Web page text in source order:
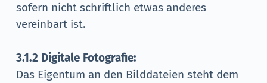
sofern nicht schriftlich etwas anderes
vereinbart ist.
3.1.2 Digitale Fotografie:
Das Eigentum an den Bilddateien steht dem